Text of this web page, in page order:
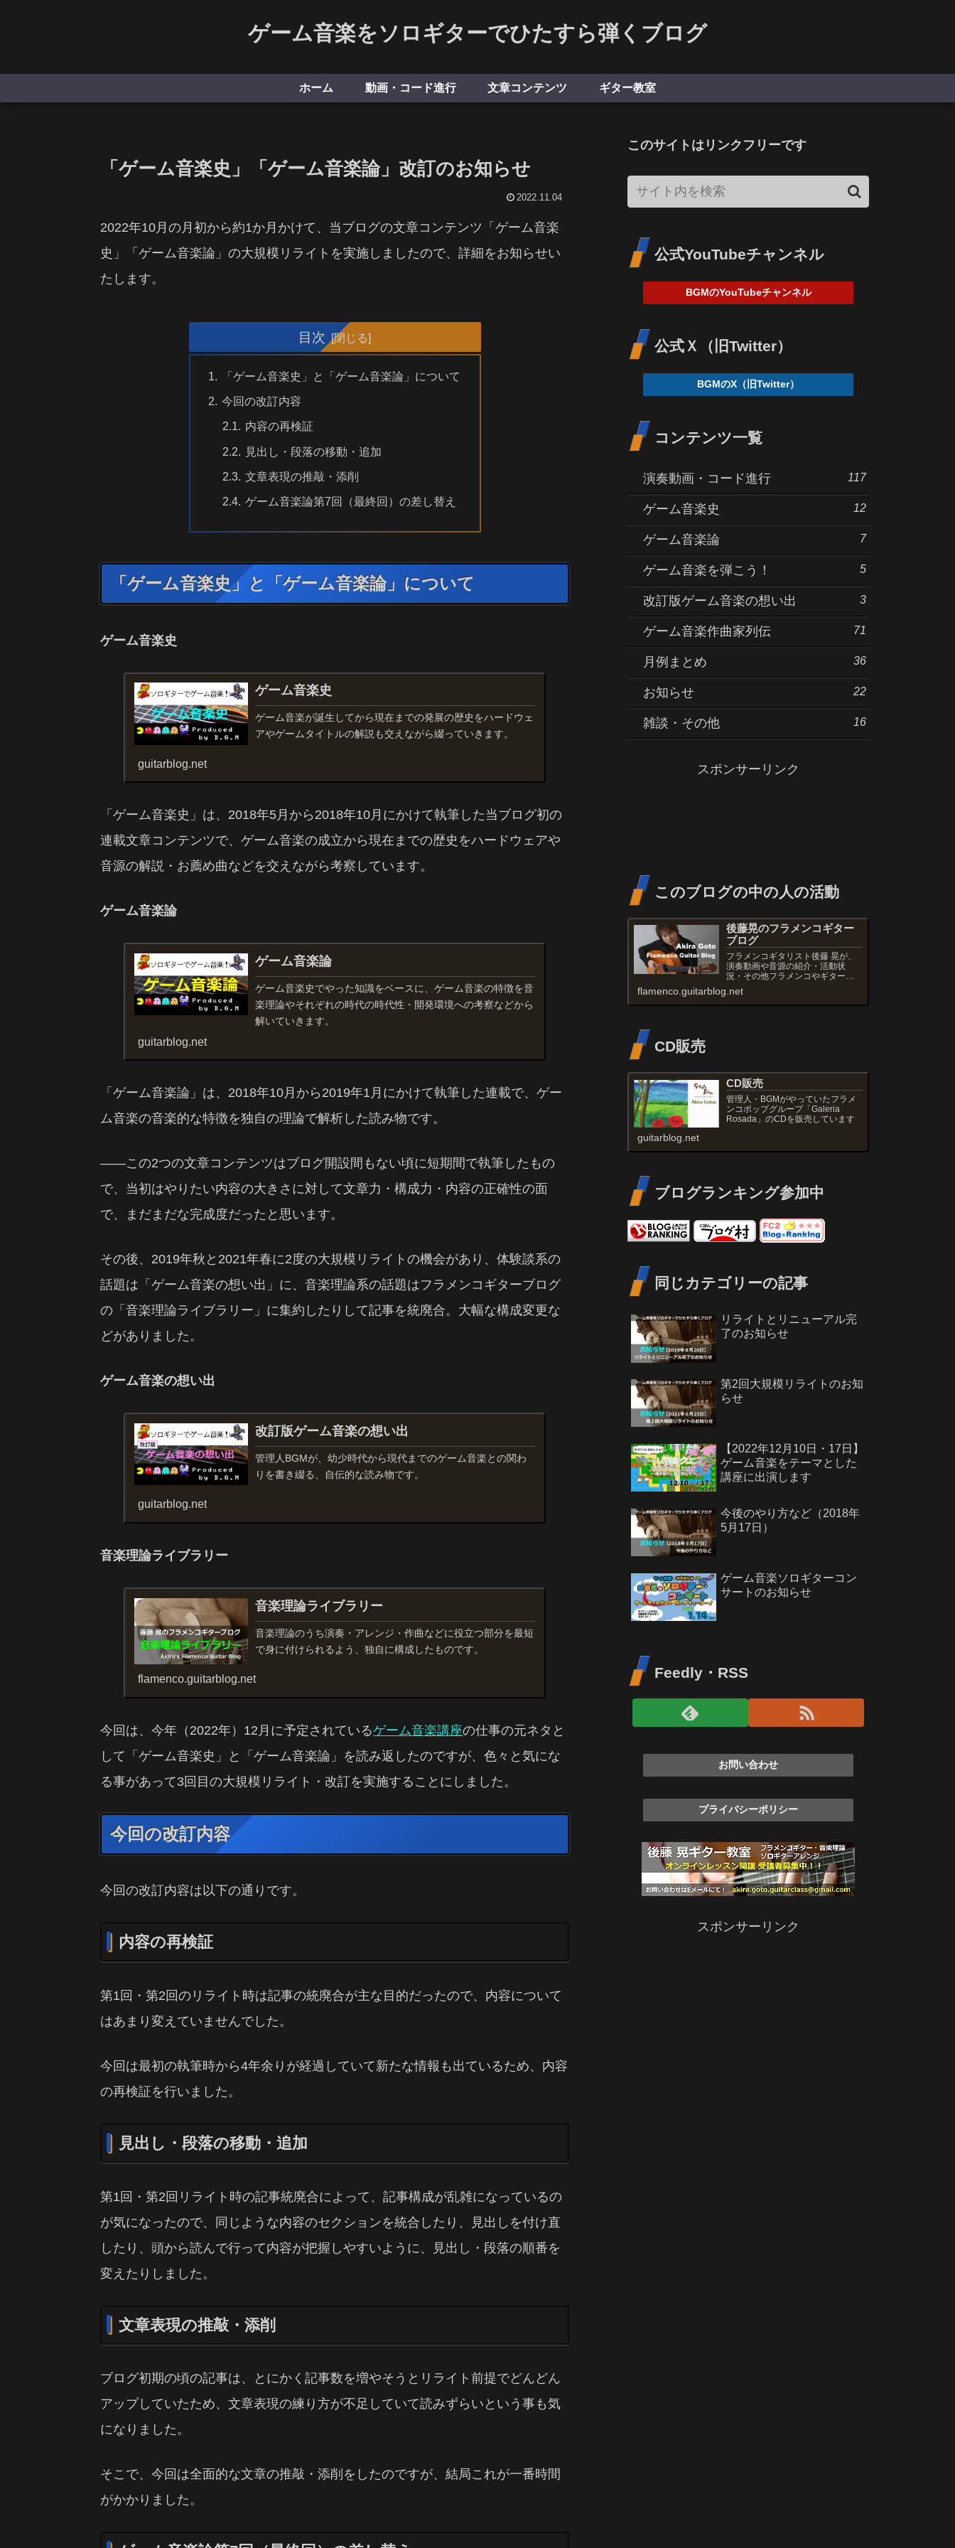
ゲーム音楽をソロギターでひたすら弾くブログ
ホーム 動画・コード進行 文章コンテンツ ギター教室
「ゲーム音楽史」「ゲーム音楽論」改訂のお知らせ
2022.11.04
2022年10月の月初から約1か月かけて、当ブログの文章コンテンツ「ゲーム音楽
史」「ゲーム音楽論」の大規模リライトを実施しましたので、詳細をお知らせい
たします。
目次
「ゲーム音楽史」と「ゲーム音楽論」について
今回の改訂内容
内容の再検証
見出し・段落の移動・追加
文章表現の推敲・添削
ゲーム音楽論第7回（最終回）の差し替え
「ゲーム音楽史」と「ゲーム音楽論」について
ゲーム音楽史
ゲーム音楽史
ゲーム音楽が誕生してから現在までの発展の歴史をハードウェ
アやゲームタイトルの解説も交えながら綴っていきます。
guitarblog.net
「ゲーム音楽史」は、2018年5月から2018年10月にかけて執筆した当ブログ初の
連載文章コンテンツで、ゲーム音楽の成立から現在までの歴史をハードウェアや
音源の解説・お薦め曲などを交えながら考察しています。
ゲーム音楽論
ゲーム音楽論
ゲーム音楽史でやった知識をベースに、ゲーム音楽の特徴を音
楽理論やそれぞれの時代の時代性・開発環境への考察などから
解いていきます。
guitarblog.net
「ゲーム音楽論」は、2018年10月から2019年1月にかけて執筆した連載で、ゲー
ム音楽の音楽的な特徴を独自の理論で解析した読み物です。
――この2つの文章コンテンツはブログ開設間もない頃に短期間で執筆したもの
で、当初はやりたい内容の大きさに対して文章力・構成力・内容の正確性の面
で、まだまだな完成度だったと思います。
その後、2019年秋と2021年春に2度の大規模リライトの機会があり、体験談系の
話題は「ゲーム音楽の想い出」に、音楽理論系の話題はフラメンコギターブログ
の「音楽理論ライブラリー」に集約したりして記事を統廃合。大幅な構成変更な
どがありました。
ゲーム音楽の想い出
改訂版ゲーム音楽の想い出
管理人BGMが、幼少時代から現代までのゲーム音楽との関わ
りを書き綴る、自伝的な読み物です。
guitarblog.net
音楽理論ライブラリー
音楽理論ライブラリー
音楽理論のうち演奏・アレンジ・作曲などに役立つ部分を最短
で身に付けられるよう、独自に構成したものです。
flamenco.guitarblog.net
今回は、今年（2022年）12月に予定されているゲーム音楽講座の仕事の元ネタと
して「ゲーム音楽史」と「ゲーム音楽論」を読み返したのですが、色々と気にな
る事があって3回目の大規模リライト・改訂を実施することにしました。
今回の改訂内容
今回の改訂内容は以下の通りです。
内容の再検証
第1回・第2回のリライト時は記事の統廃合が主な目的だったので、内容について
はあまり変えていませんでした。
今回は最初の執筆時から4年余りが経過していて新たな情報も出ているため、内容
の再検証を行いました。
見出し・段落の移動・追加
第1回・第2回リライト時の記事統廃合によって、記事構成が乱雑になっているの
が気になったので、同じような内容のセクションを統合したり、見出しを付け直
したり、頭から読んで行って内容が把握しやすいように、見出し・段落の順番を
変えたりしました。
文章表現の推敲・添削
ブログ初期の頃の記事は、とにかく記事数を増やそうとリライト前提でどんどん
アップしていたため、文章表現の練り方が不足していて読みずらいという事も気
になりました。
そこで、今回は全面的な文章の推敲・添削をしたのですが、結局これが一番時間
がかかりました。
このサイトはリンクフリーです
公式YouTubeチャンネル
BGMのYouTubeチャンネル
公式Ｘ（旧Twitter）
BGMのX（旧Twitter）
コンテンツ一覧
演奏動画・コード進行 117
ゲーム音楽史 12
ゲーム音楽論 7
ゲーム音楽を弾こう！ 5
改訂版ゲーム音楽の想い出 3
ゲーム音楽作曲家列伝 71
月例まとめ 36
お知らせ 22
雑談・その他 16
スポンサーリンク
このブログの中の人の活動
後藤晃のフラメンコギター
ブログ
フラメンコギタリスト後藤 晃が、
演奏動画や音源の紹介・活動状
況・その他フラメンコやギターの
話題などを書いていきます。
flamenco.guitarblog.net
CD販売
CD販売
管理人・BGMがやっていたフラメ
ンコポップグループ「Galeria
Rosada」のCDを販売しています
guitarblog.net
ブログランキング参加中
同じカテゴリーの記事
リライトとリニューアル完
了のお知らせ
第2回大規模リライトのお知
らせ
【2022年12月10日・17日】
ゲーム音楽をテーマとした
講座に出演します
今後のやり方など（2018年
5月17日）
ゲーム音楽ソロギターコン
サートのお知らせ
Feedly・RSS
お問い合わせ
プライバシーポリシー
スポンサーリンク